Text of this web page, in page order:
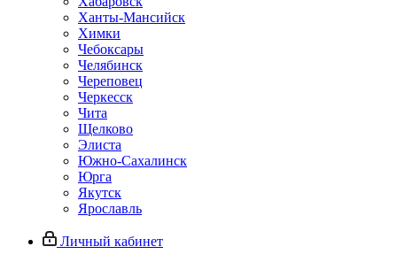
Ханты-Мансийск
Химки
Чебоксары
Челябинск
Череповец
Черкесск
Чита
Щелково
Элиста
Южно-Сахалинск
Юрга
Якутск
Ярославль
Личный кабинет